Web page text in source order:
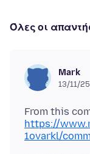
Όλες οι
Mark
13/11/
From this
https://
1ovarkl/